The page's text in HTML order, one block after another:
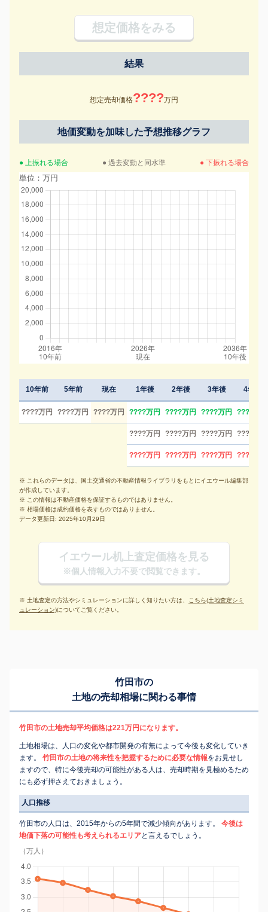
想定価格をみる
結果
想定売却価格????万円
地価変動を加味した予想推移グラフ
● 上振れる場合 ● 過去変動と同水準 ● 下振れる場合
単位：万円
10年前 5年前 現在
????万円 ????万円 ????万円
1年後 2年後 3年後 4年後
????万円 ????万円 ????万円 ????万円
????万円 ????万円 ????万円 ????万円
????万円 ????万円 ????万円 ????万円
※ これらのデータは、国土交通省の不動産情報ライブラリをもとにイエウール編集部
が作成しています。
※ この情報は不動産価格を保証するものではありません。
※ 相場価格は成約価格を表すものではありません。
データ更新日: 2025年10月29日
イエウール机上査定価格を見る
※個人情報入力不要で閲覧できます。
※ 土地査定の方法やシミュレーションに詳しく知りたい方は、 こちら(土地査定シミ
ュレーション)についてご覧ください。
竹田市の
土地の売却相場に関わる事情
竹田市の土地売却平均価格は221万円になります。
土地相場は、人口の変化や都市開発の有無によって今後も変化していき
ます。
竹田市の土地の将来性を把握するために必要な情報をお見せし
ますので、特に今後売却の可能性がある人は、売却時期を見極めるため
にも必ず押さえておきましょう。
人口推移
竹田市の人口は、2015年からの5年間で減少傾向があります。
今後は
地価下落の可能性も考えられるエリアと言えるでしょう。
（万人）